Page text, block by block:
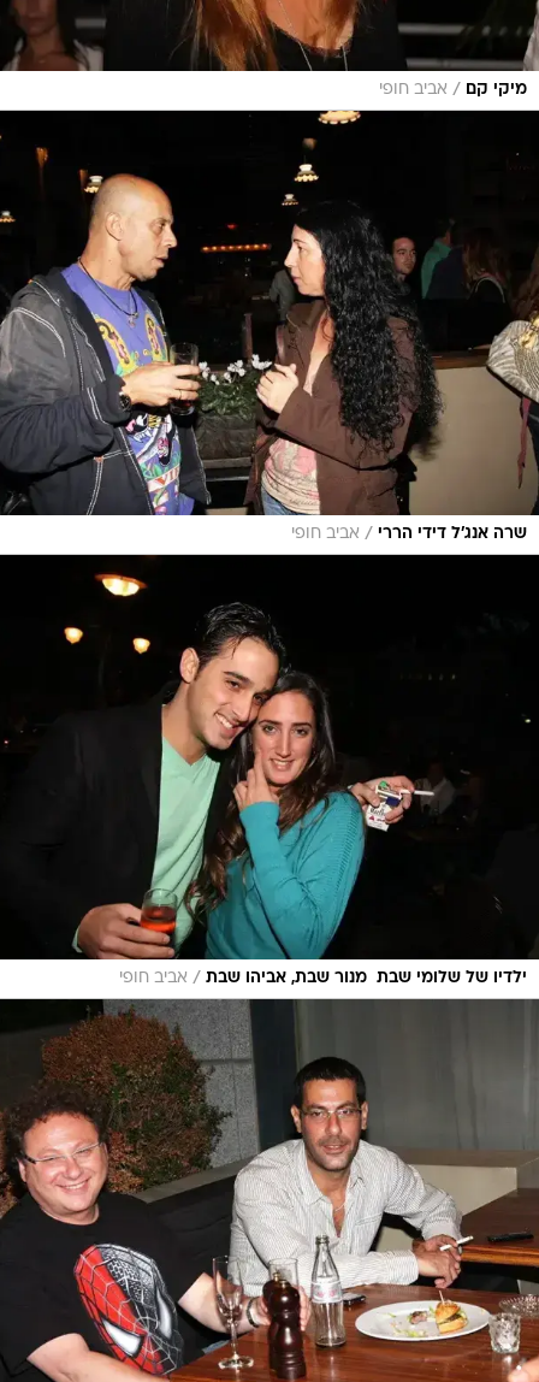
מיקי קם / אביב חופי
שרה אנג'ל דידי הררי / אביב חופי
ילדיו של שלומי שבת  מנור שבת, אביהו שבת / אביב חופי